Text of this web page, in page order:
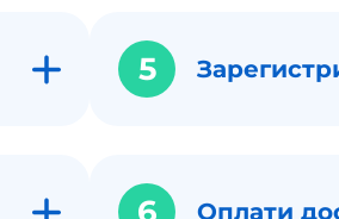
5
Оплати